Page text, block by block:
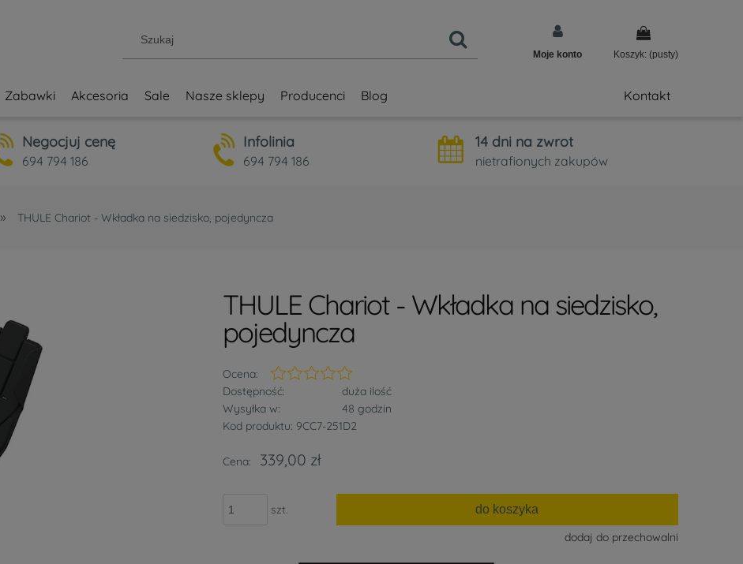
Koszyk: (pusty)
Moje konto
Zabawki Akcesoria Sale Nasze sklepy Producenci Blog Kontakt
Negocjuj cenę
694 794 186
Infolinia
694 794 186
14 dni na zwrot
nietrafionych zakupów
» THULE Chariot - Wkładka na siedzisko, pojedyncza
THULE Chariot - Wkładka na siedzisko,
pojedyncza
Ocena:
Dostępność:
duża ilość
Wysyłka w:
48 godzin
Kod produktu: 9CC7-251D2
Cena: 339,00 zł
szt.
do koszyka
dodaj do przechowalni